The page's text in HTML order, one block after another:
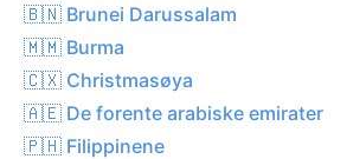
🇧🇳 Brunei Darussalam
🇲🇲 Burma
🇨🇽 Christmasøya
🇦🇪 De forente arabiske emirater
🇵🇭 Filippinene